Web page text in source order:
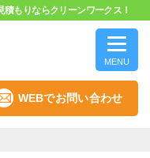
もりならクリーンワークス！
MENU
WEBでお問い合わせ